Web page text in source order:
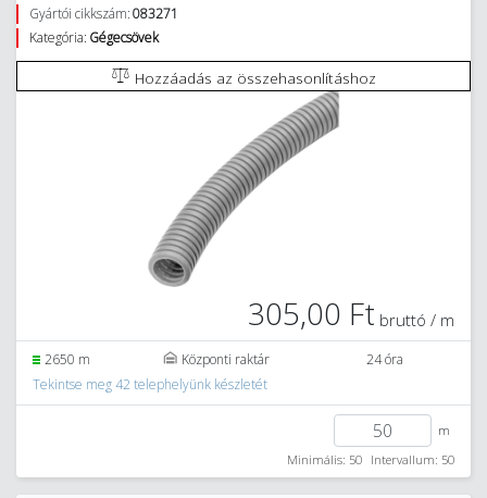
Gyártói cikkszám:083271
Kategória: Gégecsövek
Hozzáadás az összehasonlításhoz
305,00 Ft bruttó / m
2650 m Központi raktár
24 óra
Tekintse meg 42 telephelyünk készletét
m
Minimális: 50 Intervallum: 50